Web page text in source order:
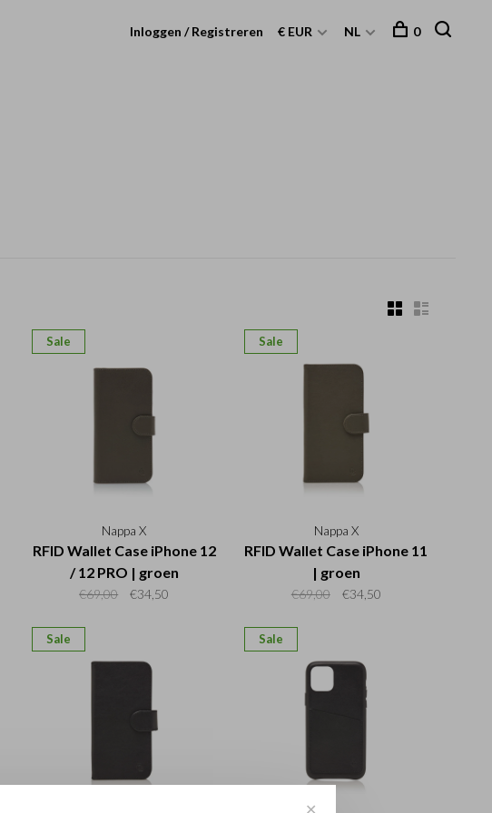
Inloggen / Registreren € EUR NL 0
Sale
Nappa X
RFID Wallet Case iPhone 12
/ 12 PRO | groen
€69,00 €34,50
Sale
Nappa X
RFID Wallet Case iPhone 11
| groen
€69,00 €34,50
Sale Sale
✕